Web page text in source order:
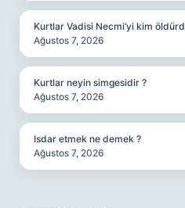
Kurtlar Vadisi Necmi’yi kim
Ağustos 7, 2026
Kurtlar neyin simgesidir ?
Ağustos 7, 2026
Isdar etmek ne demek ?
Ağustos 7, 2026